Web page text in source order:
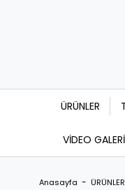
ÜRÜNLER
VİDEO GALERİ
Anasayfa ÜRÜNLER